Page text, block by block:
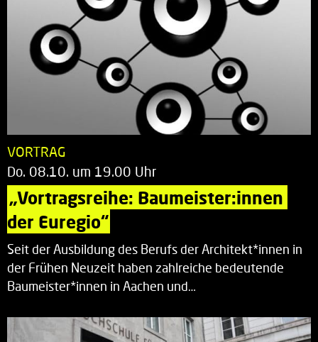
VORTRAG
Do. 08.10. um 19.00 Uhr
„Vortragsreihe: Baumeister:innen
der Euregio“
Seit der Ausbildung des Berufs der Architekt*innen in
der Frühen Neuzeit haben zahlreiche bedeutende
Baumeister*innen in Aachen und…